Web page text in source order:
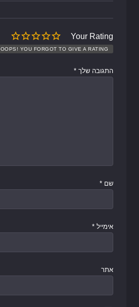
Your Rating
OOPS! YOU FORGOT TO GIVE A RATING.
התגובה שלך *
שם *
אימייל *
אתר